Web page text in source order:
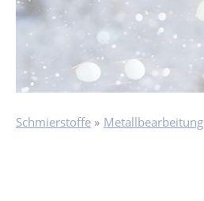
Schmierstoffe Metallbearbeitung